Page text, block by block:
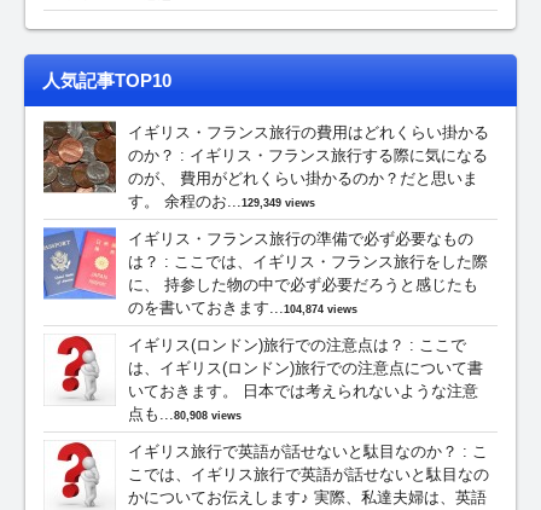
人気記事TOP10
イギリス・フランス旅行の費用はどれくらい掛かる
のか？ : イギリス・フランス旅行する際に気になる
のが、 費用がどれくらい掛かるのか？だと思いま
す。 余程のお...129,349 views
イギリス・フランス旅行の準備で必ず必要なもの
は？ : ここでは、イギリス・フランス旅行をした際
に、 持参した物の中で必ず必要だろうと感じたも
のを書いておきます...104,874 views
イギリス(ロンドン)旅行での注意点は？ : ここで
は、イギリス(ロンドン)旅行での注意点について書
いておきます。 日本では考えられないような注意
点も...80,908 views
イギリス旅行で英語が話せないと駄目なのか？ : こ
こでは、イギリス旅行で英語が話せないと駄目なの
かについてお伝えします♪ 実際、私達夫婦は、英語